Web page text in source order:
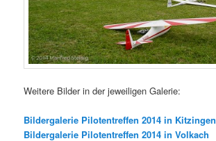
Weitere Bilder in der jeweiligen Galerie:
Bildergalerie Pilotentreffen 2014 in Kitzingen
Bildergalerie Pilotentreffen 2014 in Volkach